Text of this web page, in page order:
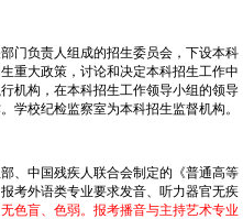
负责人组成的招生委员会，下设本科
重大政策，讨论和决定本科招生工作中
机构，在本科招生工作领导小组的领导
学校纪检监察室为本科招生监督机构。
中国残疾人联合会制定的《普通高等
考外语类专业要求发音、听力器官无疾
色盲、色弱。报考播音与主持艺术专业